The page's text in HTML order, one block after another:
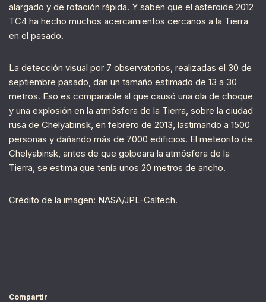
alargado y de rotación rápida. Y saben que el asteroide 2012
TC4 ha hecho muchos acercamientos cercanos a la Tierra
en el pasado.
La detección visual por 7 observatorios, realizadas el 30 de
septiembre pasado, dan un tamaño estimado de 13 a 30
metros. Eso es comparable al que causó una ola de choque
y una explosión en la atmósfera de la Tierra, sobre la ciudad
rusa de Chelyabinsk, en febrero de 2013, lastimando a 1500
personas y dañando más de 7000 edificios. El meteorito de
Chelyabinsk, antes de que golpeara la atmósfera de la
Tierra, se estima que tenía unos 20 metros de ancho.
Crédito de la imagen: NASA/JPL-Caltech.
Compartir